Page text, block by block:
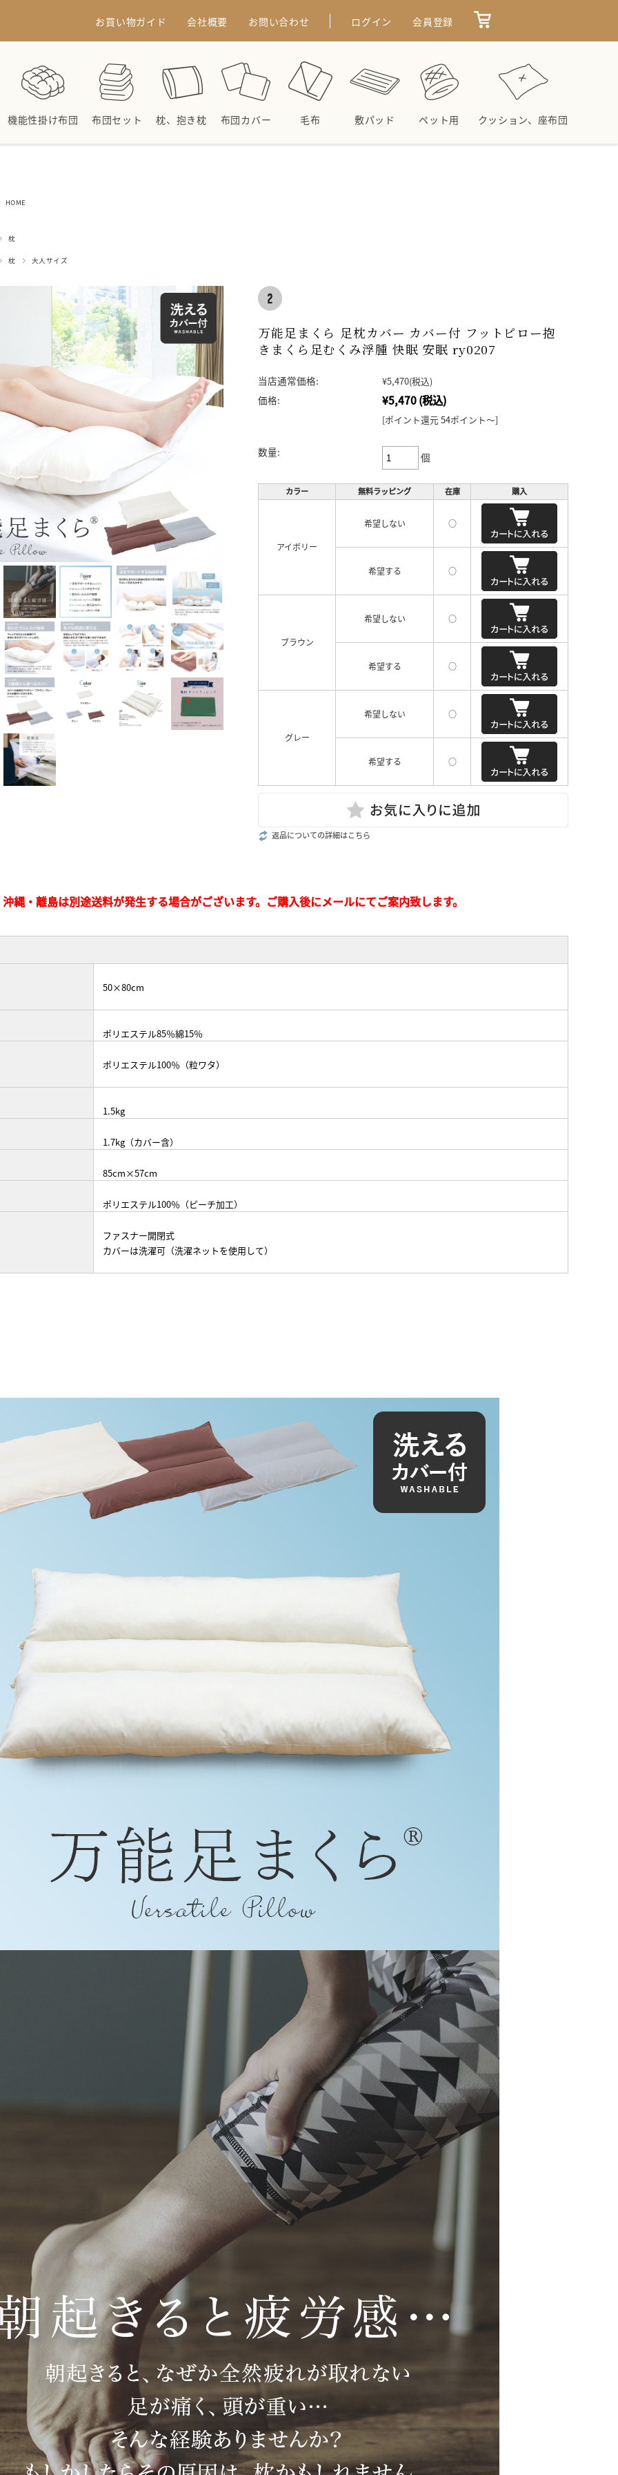
お買い物ガイド 会社概要 お問い合わせ ログイン 会員登録
機能性掛け布団 布団セット 枕、抱き枕 布団カバー 毛布 敷パッド ペット用 クッション、座布団
HOME
枕
枕 大人サイズ
万能足まくら 足枕カバー カバー付 フットピロー抱
きまくら足むくみ浮腫 快眠 安眠 ry0207
当店通常価格: ¥5,470(税込)
価格: ¥5,470(税込)
[ポイント還元 54ポイント～]
数量: 個
カラー 無料ラッピング 在庫 購入
アイボリー
希望しない ○
希望する ○
ブラウン
希望しない ○
希望する ○
グレー
希望しない ○
希望する ○
返品についての詳細はこちら
縄・離島は別途送料が発生する場合がございます。ご購入後にメールにてご案内致します。
50×80cm
ポリエステル85％綿15％
ポリエステル100％（粒ワタ）
1.5kg
1.7kg（カバー含）
85cm×57cm
ポリエステル100％（ピーチ加工）
ファスナー開閉式
カバーは洗濯可（洗濯ネットを使用して）